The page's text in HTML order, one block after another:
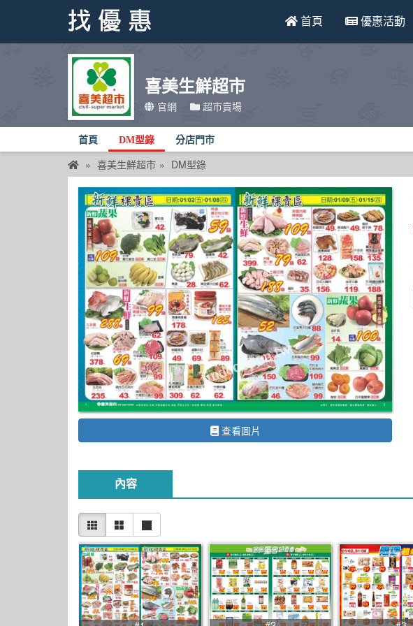
首頁 優惠活動
喜美生鮮超市
官網 超市賣場
首頁 DM型錄 分店門市
喜美生鮮超市 DM型錄
查看圖片
內容
找優惠